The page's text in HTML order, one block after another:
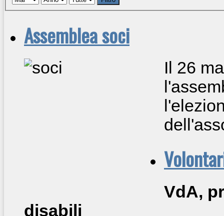
Assemblea soci
Il 26
VdA,
disabili